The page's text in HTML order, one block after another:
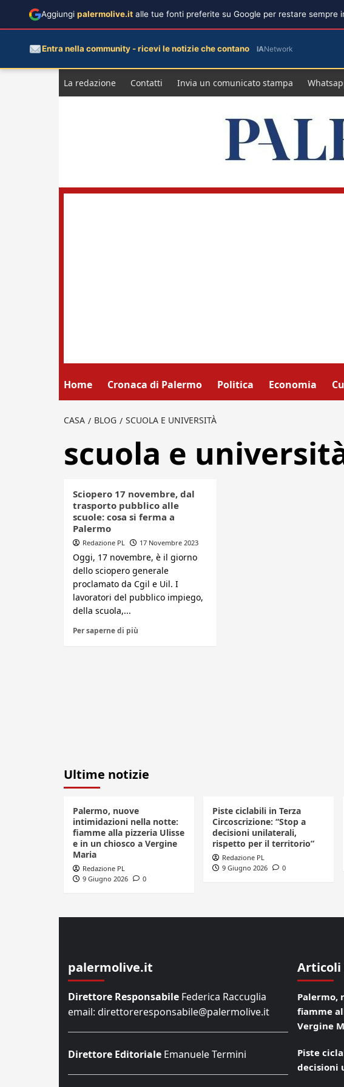
La redazione Contatti Invia un comunicato stampa
Home Cronaca di Palermo Politica Economia
CASA BLOG SCUOLA E UNIVERSITÀ
scuola e
Sciopero 17 novembre, dal
trasporto pubblico alle
scuole: cosa si ferma a
Palermo
Redazione PL 17 Novembre 2023
Oggi, 17 novembre, è il giorno
dello sciopero generale
proclamato da Cgil e Uil. I
lavoratori del pubblico impiego,
della scuola,...
Per saperne di più
Ultime notizie
Palermo, nuove
intimidazioni nella notte:
fiamme alla pizzeria Ulisse
e in un chiosco a Vergine
Maria
Redazione PL
9 Giugno 2026
0
Piste ciclabili in Terza
Circoscrizione: “Stop a
decisioni unilaterali,
rispetto per il territorio”
Redazione PL
9 Giugno 2026
0
palermolive.it
Direttore Responsabile Federica Raccuglia
email: direttoreresponsabile@palermolive.it
Direttore Editoriale Emanuele Termini
Articoli
Palermo,
fiamme
Vergine
Piste
decisioni
Aggiungi palermolive.it alle tue fonti preferite su Google per restare sempre
Entra nella community - ricevi le notizie che contano IANetwork